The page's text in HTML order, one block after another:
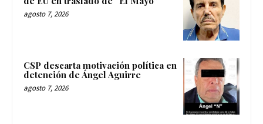
agosto 7, 2026
CSP descarta motivación política en
detención de Ángel Aguirre
agosto 7, 2026